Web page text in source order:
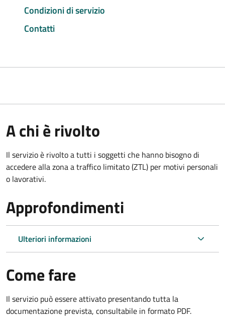
Condizioni di servizio
Contatti
A chi è rivolto
Il servizio è rivolto a tutti i soggetti che hanno bisogno di
accedere alla zona a traffico limitato (ZTL) per motivi personali
o lavorativi.
Approfondimenti
Ulteriori informazioni
Come fare
Il servizio può essere attivato presentando tutta la
documentazione prevista, consultabile in formato PDF.